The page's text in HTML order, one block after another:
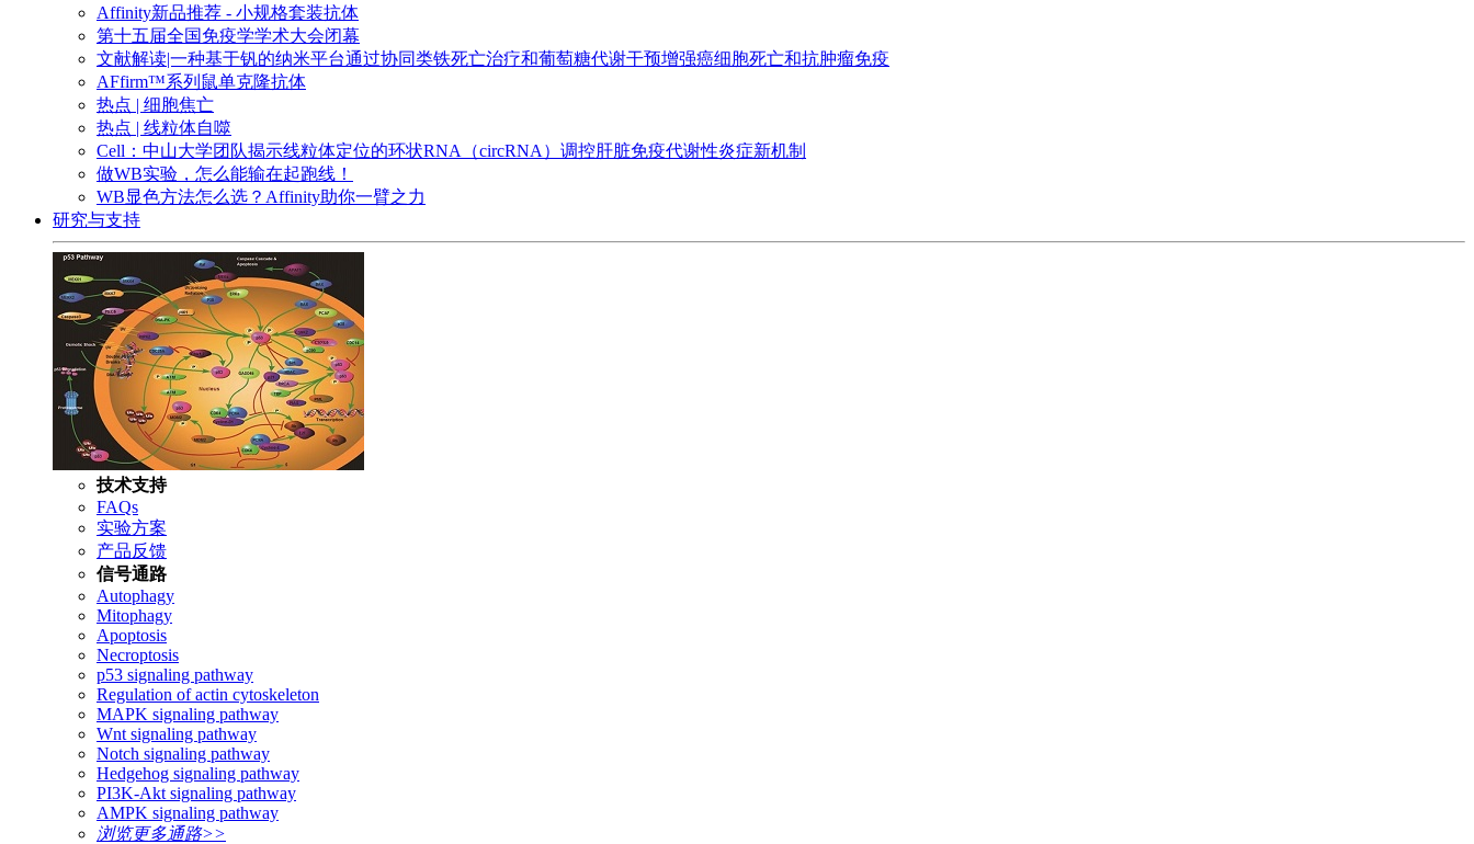
Affinity新品推荐 - 小规格套装抗体
第十五届全国免疫学学术大会闭幕
文献解读|一种基于钒的纳米平台通过协同类铁死亡治疗和葡萄糖代谢干预增强癌细胞死亡和抗肿瘤免疫
AFfirm™系列鼠单克隆抗体
热点 | 细胞焦亡
热点 | 线粒体自噬
Cell：中山大学团队揭示线粒体定位的环状RNA（circRNA）调控肝脏免疫代谢性炎症新机制
做WB实验，怎么能输在起跑线！
WB显色方法怎么选？Affinity助你一臂之力
研究与支持
技术支持
FAQs
实验方案
产品反馈
信号通路
Autophagy
Mitophagy
Apoptosis
Necroptosis
p53 signaling pathway
Regulation of actin cytoskeleton
MAPK signaling pathway
Wnt signaling pathway
Notch signaling pathway
Hedgehog signaling pathway
PI3K-Akt signaling pathway
AMPK signaling pathway
浏览更多通路>>